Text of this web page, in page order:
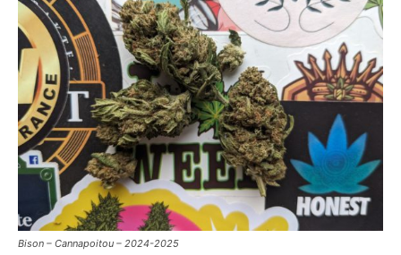
Bison – Cannapoitou – 2024-2025